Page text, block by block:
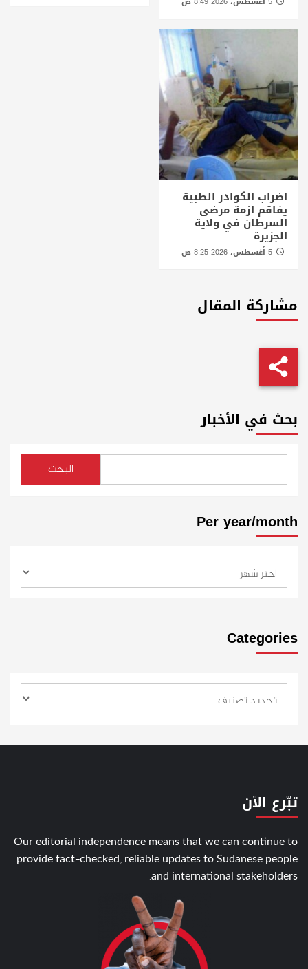
اضراب الكوادر الطبية
يفاقم ازمة مرضى
السرطان في ولاية
الجزيرة
مشاركة المقال
بحث في الأخبار
البحث
Per year/month
Categories
تبّرع الأن
Our editorial independence means that we can continue to
provide fact-checked, reliable updates to Sudanese people
and international stakeholders.